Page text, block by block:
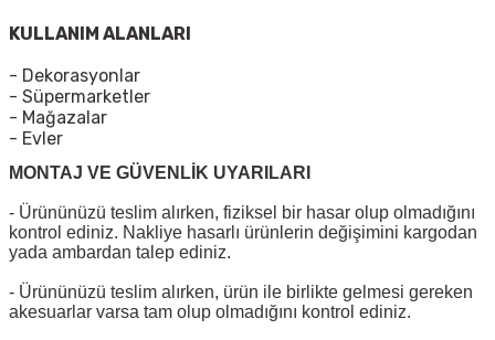
KULLANIM ALANLARI
- Dekorasyonlar
- Süpermarketler
- Mağazalar
- Evler
MONTAJ VE GÜVENLİK UYARILARI
- Ürününüzü teslim alırken, fiziksel bir hasar olup olmadığını
kontrol ediniz. Nakliye hasarlı ürünlerin değişimini kargodan
yada ambardan talep ediniz.
- Ürününüzü teslim alırken, ürün ile birlikte gelmesi gereken
akesuarlar varsa tam olup olmadığını kontrol ediniz.